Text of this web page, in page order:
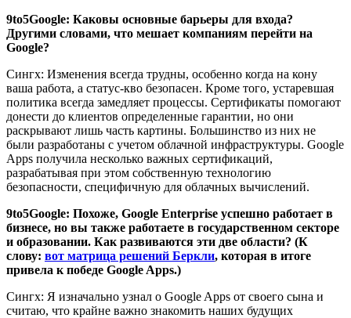
9to5Google: Каковы основные барьеры для входа?
Другими словами, что мешает компаниям перейти на
Google?
Сингх: Изменения всегда трудны, особенно когда на кону
ваша работа, а статус-кво безопасен. Кроме того, устаревшая
политика всегда замедляет процессы. Сертификаты помогают
донести до клиентов определенные гарантии, но они
раскрывают лишь часть картины. Большинство из них не
были разработаны с учетом облачной инфраструктуры. Google
Apps получила несколько важных сертификаций,
разрабатывая при этом собственную технологию
безопасности, специфичную для облачных вычислений.
9to5Google: Похоже, Google Enterprise успешно работает в
бизнесе, но вы также работаете в государственном секторе
и образовании. Как развиваются эти две области? (К
слову: вот матрица решений Беркли, которая в итоге
привела к победе Google Apps.)
Сингх: Я изначально узнал о Google Apps от своего сына и
считаю, что крайне важно знакомить наших будущих